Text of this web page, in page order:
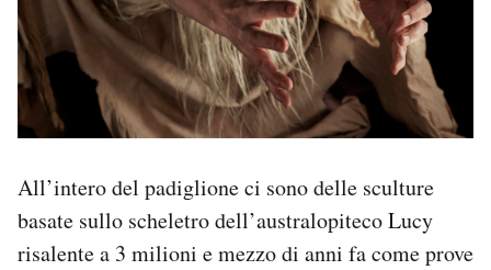
All’intero del padiglione ci sono delle sculture
basate sullo scheletro dell’australopiteco Lucy
risalente a 3 milioni e mezzo di anni fa come prove